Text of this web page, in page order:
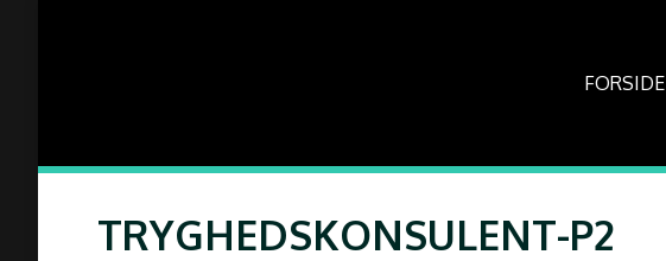
FORSIDE
TRYGHEDSKONSULENT-P2